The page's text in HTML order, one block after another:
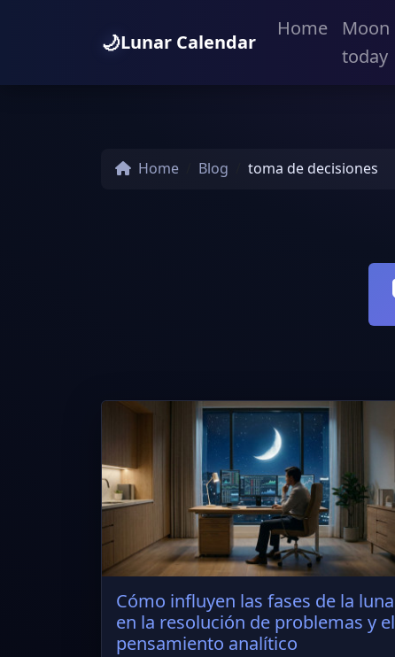
🌙Lunar Calendar
Home
Moon
today
Home Blog toma de decisiones
Cómo influyen las fases de la luna
en la resolución de problemas y el
pensamiento analítico